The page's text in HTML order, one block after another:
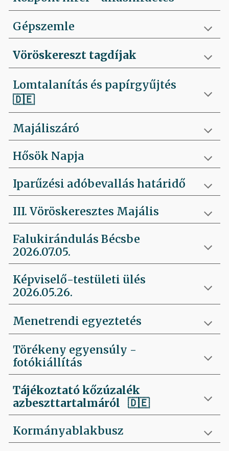
Gépszemle
Vöröskereszt tagdíjak
Lomtalanítás és papírgyűjtés
🇩🇪
Majáliszáró
Hősök Napja
Iparűzési adóbevallás határidő
III. Vöröskeresztes Majális
Falukirándulás Bécsbe
2026.07.05.
Képviselő-testületi ülés
2026.05.26.
Menetrendi egyeztetés
Törékeny egyensúly -
fotókiállítás
Tájékoztató kőzúzalék
azbeszttartalmáról 🇩🇪
Kormányablakbusz